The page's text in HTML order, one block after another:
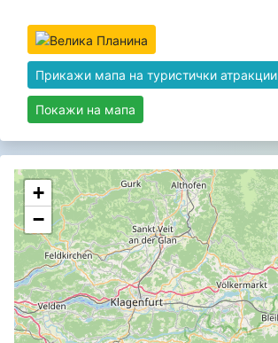
Прикажи мапа на туристички атракции
Покажи на мапа
+
−